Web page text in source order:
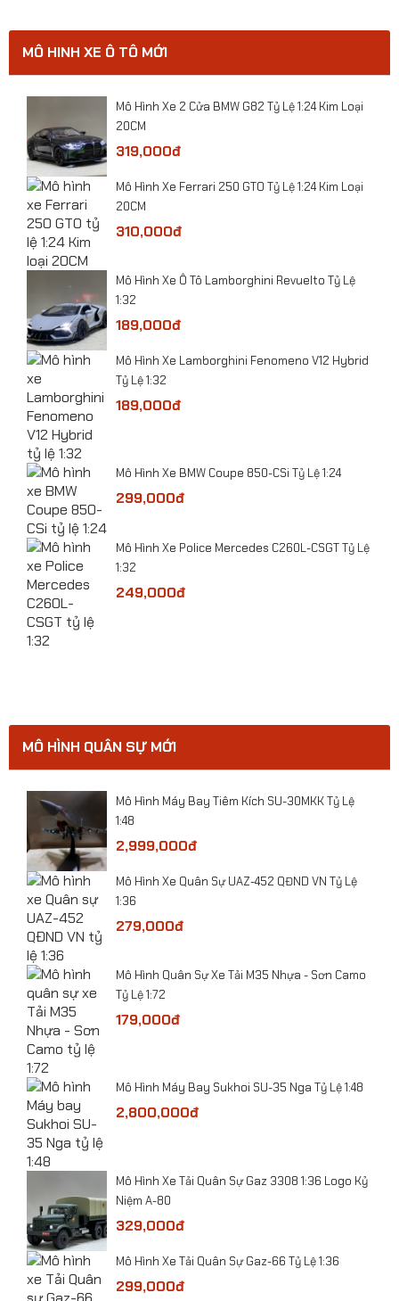
​Mô hình xe Toyota Hilux Mughty tỷ lệ 1:32
​Mô hình xe Toyota Hilux Mughty tỷ lệ 1:32
MÔ HINH XE Ô TÔ MỚI
​Mô Hình Xe 2 Cửa BMW G82 Tỷ Lệ 1:24 Kim Loại
20CM
319,000đ
​Mô Hình Xe Ferrari 250 GTO Tỷ Lệ 1:24 Kim Loại
20CM
310,000đ
​Mô Hình Xe Ô Tô Lamborghini Revuelto Tỷ Lệ
1:32
189,000đ
Mô Hình Xe Lamborghini Fenomeno V12 Hybrid
Tỷ Lệ 1:32
189,000đ
Mô Hình Xe BMW Coupe 850-CSi Tỷ Lệ 1:24
299,000đ
​Mô Hình Xe Police Mercedes C260L-CSGT Tỷ Lệ
1:32
249,000đ
MÔ HÌNH QUÂN SỰ MỚI
Mô Hình Máy Bay Tiêm Kích SU-30MKK Tỷ Lệ
1:48
2,999,000đ
Mô Hình Xe Quân Sự UAZ-452 QĐND VN Tỷ Lệ
1:36
279,000đ
​Mô Hình Quân Sự Xe Tải M35 Nhựa - Sơn Camo
Tỷ Lệ 1:72
179,000đ
Mô Hình Máy Bay Sukhoi SU-35 Nga Tỷ Lệ 1:48
2,800,000đ
​Mô Hình Xe Tải Quân Sự Gaz 3308 1:36 Logo Kỷ
Niệm A-80
329,000đ
​Mô Hình Xe Tải Quân Sự Gaz-66 Tỷ Lệ 1:36
299,000đ